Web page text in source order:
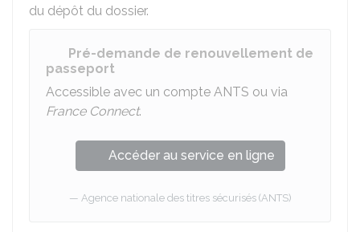
du dépôt du dossier.
Pré-demande de renouvellement de
passeport
Accessible avec un compte ANTS ou via
France Connect.
Accéder au service en ligne
Agence nationale des titres sécurisés (ANTS)